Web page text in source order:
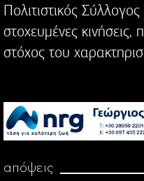
Πολιτιστικός
στοχευμένες κινήσεις,
στόχος του
απόψεις